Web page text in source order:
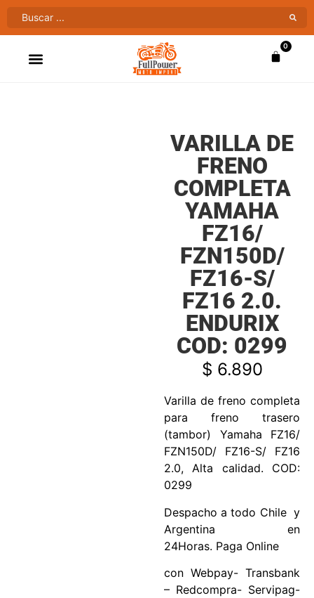
0
VARILLA DE
FRENO
COMPLETA
YAMAHA
FZ16/
FZN150D/
FZ16-S/
FZ16 2.0.
ENDURIX
COD: 0299
$ 6.890
Varilla de freno completa
para freno trasero
(tambor) Yamaha FZ16/
FZN150D/ FZ16-S/ FZ16
2.0, Alta calidad. COD:
0299
Despacho a todo Chile y
Argentina en
24Horas. Paga Online
con Webpay- Transbank
– Redcompra- Servipag-